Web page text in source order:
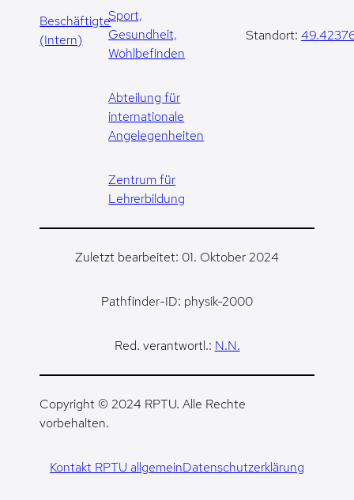
Beschäftigte
(Intern)
Sport,
Gesundheit,
Wohlbefinden
Abteilung für
internationale
Angelegenheiten
Zentrum für
Lehrerbildung
Standort:
Zuletzt bearbeitet: 01. Oktober 2024
Pathfinder-ID: physik-2000
Red. verantwortl.: N.N.
Copyright © 2024 RPTU. Alle Rechte
vorbehalten.
Kontakt RPTU allgemeinDatenschutzerklärung